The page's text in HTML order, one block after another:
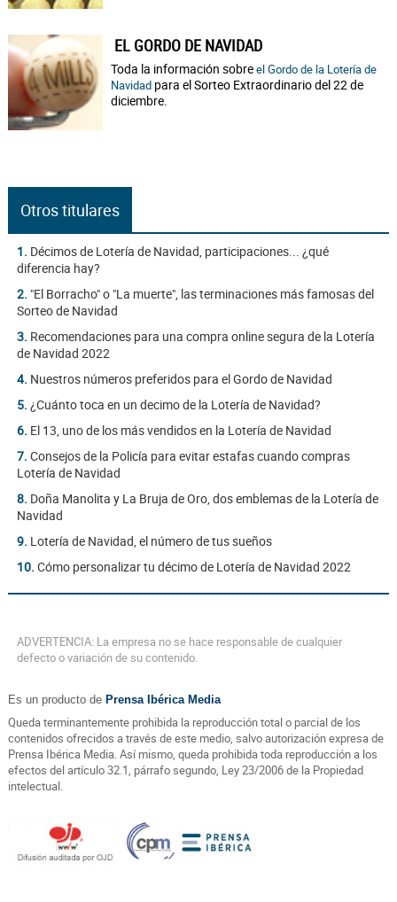
EL GORDO DE NAVIDAD
Toda la información sobreel Gordo de la Lotería de
Navidad para el Sorteo Extraordinario del 22 de
diciembre.
Otros titulares
1. Décimos de Lotería de Navidad, participaciones... ¿qué
diferencia hay?
2. "El Borracho" o "La muerte", las terminaciones más famosas del
Sorteo de Navidad
3. Recomendaciones para una compra online segura de la Lotería
de Navidad 2022
4. Nuestros números preferidos para el Gordo de Navidad
5. ¿Cuánto toca en un decimo de la Lotería de Navidad?
6. El 13, uno de los más vendidos en la Lotería de Navidad
7. Consejos de la Policía para evitar estafas cuando compras
Lotería de Navidad
8. Doña Manolita y La Bruja de Oro, dos emblemas de la Lotería de
Navidad
9. Lotería de Navidad, el número de tus sueños
10. Cómo personalizar tu décimo de Lotería de Navidad 2022
ADVERTENCIA: La empresa no se hace responsable de cualquier
defecto o variación de su contenido.
Es un producto de Prensa Ibérica Media
Queda terminantemente prohibida la reproducción total o parcial de los
contenidos ofrecidos a través de este medio, salvo autorización expresa de
Prensa Ibérica Media. Así mismo, queda prohibida toda reproducción a los
efectos del artículo 32.1, párrafo segundo, Ley 23/2006 de la Propiedad
intelectual.